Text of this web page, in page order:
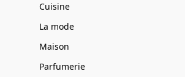
Cuisine
La mode
Maison
Parfumerie